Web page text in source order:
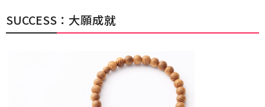
SUCCESS：大願成就